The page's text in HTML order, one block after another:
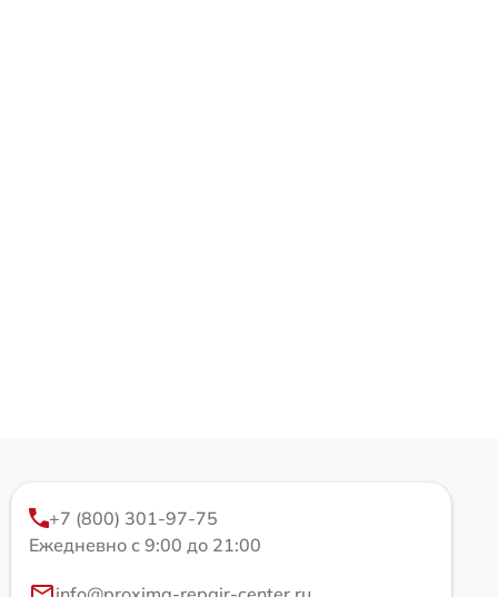
+7 (800) 301-97-75
Ежедневно с 9:00 до 21:00